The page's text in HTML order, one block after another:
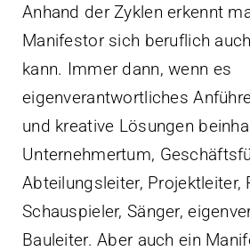
Anhand der Zyklen erkennt
Manifestor sich beruflich
kann. Immer dann, wenn es
eigenverantwortliches
und kreative Lösungen
Unternehmertum,
Abteilungsleiter, Projektleiter,
Schauspieler, Sänger,
Bauleiter. Aber auch ein